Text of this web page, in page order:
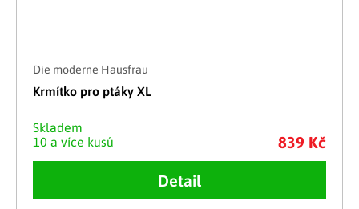
Die moderne Hausfrau
Krmítko pro ptáky XL
Skladem
10 a více kusů
839 Kč
Detail